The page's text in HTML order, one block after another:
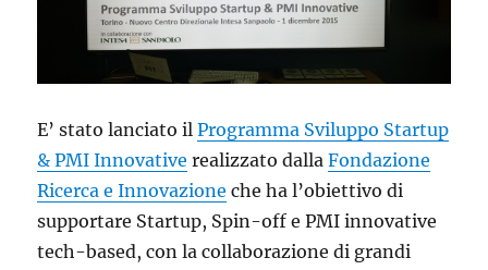
E’ stato lanciato ilProgramma Sviluppo Startup
& PMI Innovative realizzato dallaFondazione
Ricerca e Innovazione che ha l’obiettivo di
supportare Startup, Spin-off e PMI innovative
tech-based, con lacollaborazione di grandi